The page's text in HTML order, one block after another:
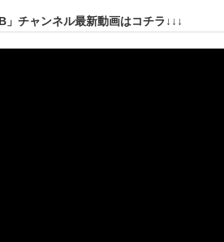
チャンネル最新動画はコチラ↓↓↓